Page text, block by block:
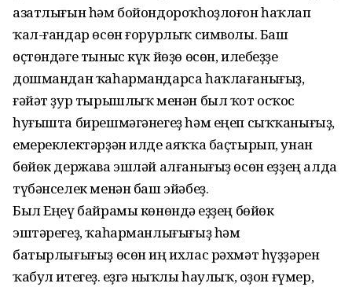
азатлығын һәм бойондороҡһоҙлоғон һаҡлап
ҡал-ғандар өсөн ғорурлыҡ символы. Баш
өҫтөндәге тыныс күк йөҙө өсөн, илебеҙҙе
дошмандан ҡаһармандарса һаҡлағанығыҙ,
ғәйәт ҙур тырышлыҡ менән был ҡот осҡос
һуғышта бирешмәгәнегеҙ һәм еңеп сыҡҡанығыҙ,
емереклектәрҙән илде аяҡҡа баҫтырып, унан
бөйөк держава эшләй алғанығыҙ өсөн Һеҙҙең алда
түбәнселек менән баш эйәбеҙ.
Был Еңеү байрамы көнөндә Һеҙҙең бөйөк
эштәрегеҙ, ҡаһарманлығығыҙ һәм
батырлығығыҙ өсөн иң ихлас рәхмәт һүҙҙәрен
ҡабул итегеҙ. Һеҙгә ныҡлы һаулыҡ, оҙон ғүмер,